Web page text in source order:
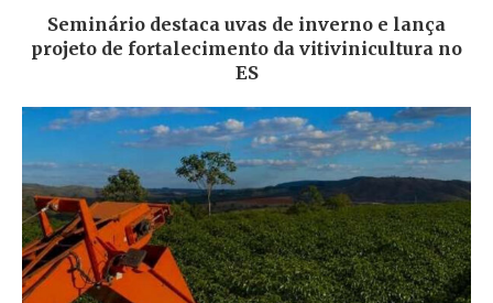
Seminário destaca uvas de inverno e lança
projeto de fortalecimento da vitivinicultura no
ES